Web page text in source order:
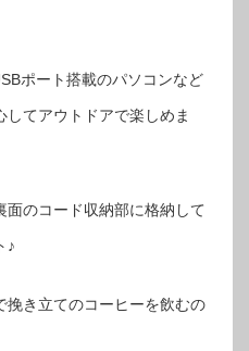
ポート搭載のパソコンなど
てアウトドアで楽しめま
面のコード収納部に格納して
♪
挽き立てのコーヒーを飲むの